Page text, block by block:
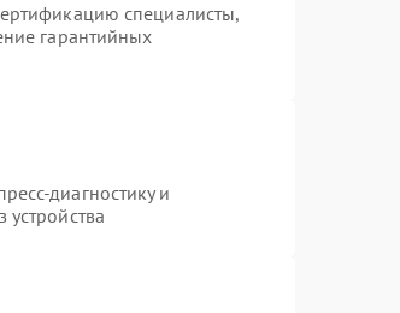
специалисты,
гарантийных
диагностику и